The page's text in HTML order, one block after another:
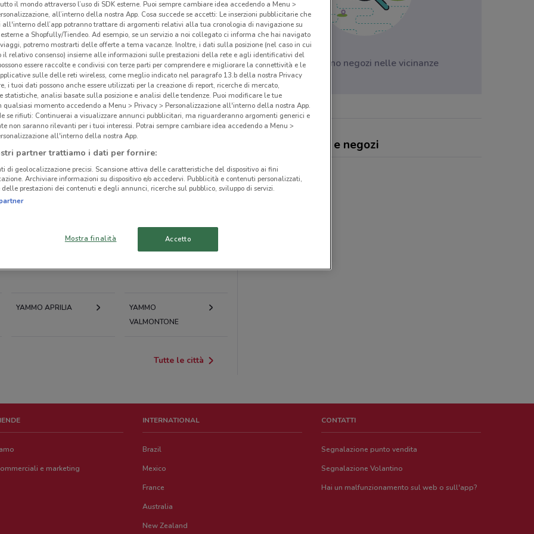
volantini nella tua zona. Riprova più tardi.
YAMMO
MONTEROTONDO
YAMMO CIAMPINO
YAMMO APRILIA
YAMMO
VALMONTONE
Tutte le città
Non ci sono negozi nelle vicinanze
Yammo, offerte e negozi
e marketing
INTERNATIONAL
Brazil
Mexico
France
Australia
New Zealand
CONTATTI
Segnalazione punto vendita
Segnalazione Volantino
Hai un malfunzionamento sul web o sull'app?
il mondo attraverso l’uso di SDK esterne. Puoi sempre cambiare idea accedendo a Menu >
all’interno della nostra App. Cosa succede se accetti: Le inserzioni pubblicitarie che
all'interno dell’app potranno trattare di argomenti relativi alla tua cronologia di navigazione su
a Shopfully/Tiendeo. Ad esempio, se un servizio a noi collegato ci informa che hai navigato
potremo mostrarti delle offerte a tema vacanze. Inoltre, i dati sulla posizione (nel caso in cui
il relativo consenso) insieme alle informazioni sulle prestazioni della rete e agli identificativi del
essere raccolte e condivisi con terze parti per comprendere e migliorare la connettività e le
sulle delle reti wireless, come meglio indicato nel paragrafo 13.b della nostra Privacy
i tuoi dati possono anche essere utilizzati per la creazione di report, ricerche di mercato,
statistiche, analisi basate sulla posizione e analisi delle tendenze. Puoi modificare le tue
qualsiasi momento accedendo a Menu > Privacy > Personalizzazione all'interno della nostra App.
se rifiuti: Continuerai a visualizzare annunci pubblicitari, ma riguarderanno argomenti generici e
non saranno rilevanti per i tuoi interessi. Potrai sempre cambiare idea accedendo a Menu >
all'interno della nostra App.
partner trattiamo i dati per fornire:
di geolocalizzazione precisi. Scansione attiva delle caratteristiche del dispositivo ai fini
Archiviare informazioni su dispositivo e/o accedervi. Pubblicità e contenuti personalizzati,
prestazioni dei contenuti e degli annunci, ricerche sul pubblico, sviluppo di servizi.
Mostra finalità Accetto